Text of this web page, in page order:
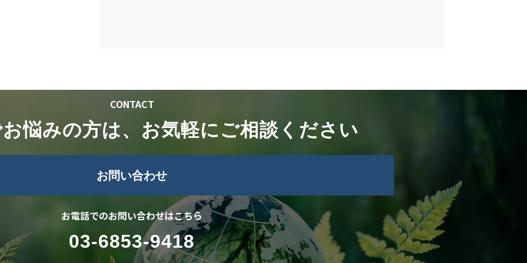
CONTACT
悩みの方は、お気軽にご相談ください
お問い合わせ
お電話でのお問い合わせはこちら
03-6853-9418